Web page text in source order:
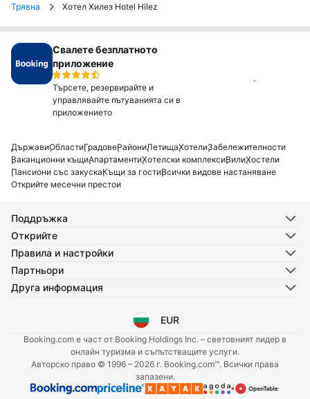
Трявна
Хотел Хилез Hotel Hilez
Свалете безплатното
приложение
Търсете, резервирайте и
управлявайте пътуванията си в
приложението
Инсталирай
ДържавиОбластиГрадовеРайониЛетищаХотелиЗабележителности
Ваканционни къщиАпартаментиХотелски комплексиВилиХостели
Пансиони със закускаКъщи за гостиВсички видове настаняване
Открийте месечни престои
Поддръжка
Открийте
Правила и настройки
Партньори
Друга информация
Избор на език
EUR
Избор на валута
Booking.com е част от Booking Holdings Inc. – световният лидер в
онлайн туризма и съпътстващите услуги.
Авторско право © 1996 – 2026 г. Booking.com™. Всички права
запазени.